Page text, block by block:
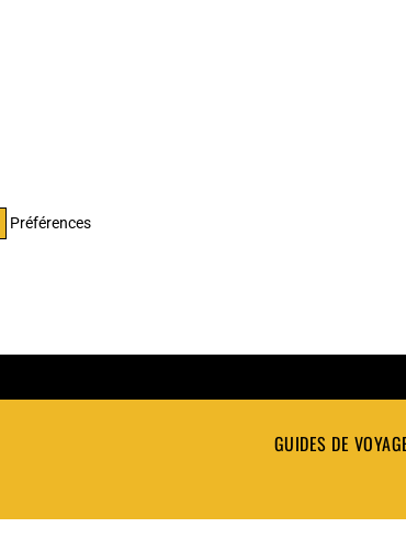
Préférences
GUIDES DE